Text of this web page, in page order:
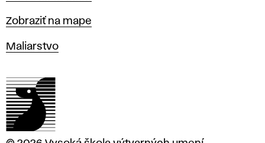
Mapa
Zobraziť na mape
Katedry
Maliarstvo